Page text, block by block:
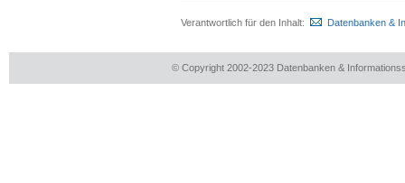
Verantwortlich für den Inhalt: Datenbanken &
© Copyright 2002-2023 Datenbanken &